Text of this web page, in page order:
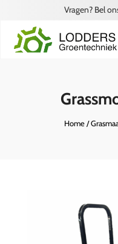
Vragen? Bel
Home/